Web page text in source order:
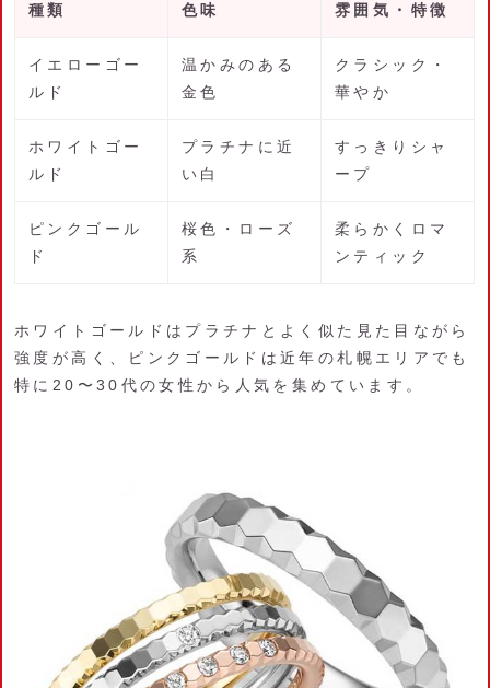
種類 色味 雰囲気・特徴
イエローゴー
ルド
温かみのある
金色
クラシック・
華やか
ホワイトゴー
ルド
プラチナに近
い白
すっきりシャ
ープ
ピンクゴール
ド
桜色・ローズ
系
柔らかくロマ
ンティック
ホワイトゴールドはプラチナとよく似た見た目ながら
強度が高く、ピンクゴールドは近年の札幌エリアでも
特に20〜30代の女性から人気を集めています。